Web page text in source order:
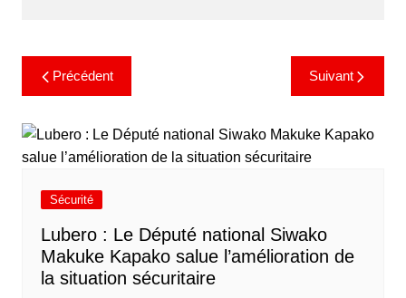
Précédent Suivant
Sécurité
Lubero : Le Député national Siwako
Makuke Kapako salue l’amélioration de
la situation sécuritaire